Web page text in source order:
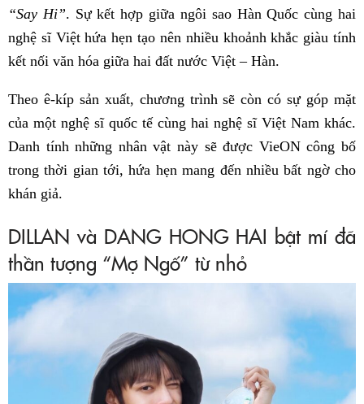
“Say Hi”. Sự kết hợp giữa ngôi sao Hàn Quốc cùng hai
nghệ sĩ Việt hứa hẹn tạo nên nhiều khoảnh khắc giàu tính
kết nối văn hóa giữa hai đất nước Việt – Hàn.
Theo ê-kíp sản xuất, chương trình sẽ còn có sự góp mặt
của một nghệ sĩ quốc tế cùng hai nghệ sĩ Việt Nam khác.
Danh tính những nhân vật này sẽ được VieON công bố
trong thời gian tới, hứa hẹn mang đến nhiều bất ngờ cho
khán giả.
DILLAN và DANG HONG HAI bật mí đã
thần tượng “Mợ Ngố” từ nhỏ